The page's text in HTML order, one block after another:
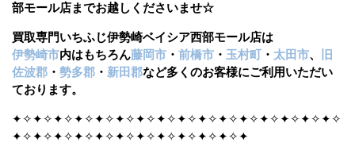
部モール店までお越しくださいませ☆
買取専門いちふじ伊勢崎ベイシア西部モール店は
伊勢崎市内はもちろん藤岡市 ・ 前橋市 ・ 玉村町 ・ 太田市、
旧
佐波郡 ・ 勢多郡 ・ 新田郡など多くのお客様にご利用いただい
ております。
✦✧✦✧✦✧✦✧✦✧✦✧✦✧✦✧✦✧✦✧✦✧✦✧✦✧✦✧✦✧✦✧
✦✧✦✧✦✧✦✧✦✧✦✧✦✧✦✧✦✧✦✧✦✧✦